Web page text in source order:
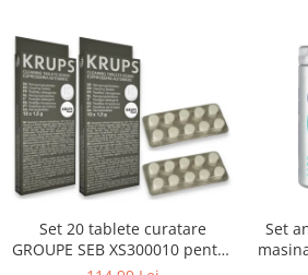
Accesorii si piese masini spalat
rufe si uscatoare
Accesorii si piese masini spalat
vase
Aparate Frigorifice
Aparate Racire Aer
Aragaze si cuptoare cu microunde
Climatizare & sisteme de incalzire
Electrocasnice pentru Bucatarie
Set 20 tablete curatare
GROUPE SEB XS300010 pentru
espressoare Krups (2x10
Set